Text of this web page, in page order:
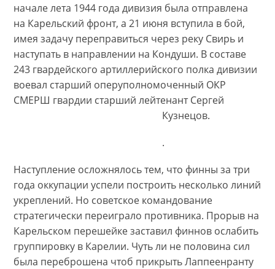
начале лета 1944 года дивизия была отправлена
на Карельский фронт, а 21 июня вступила в бой,
имея задачу переправиться через реку Свирь и
наступать в направлении на Кондуши. В составе
243 гвардейского артиллерийского полка дивизии
воевал старший оперуполномоченный ОКР
СМЕРШ гвардии старший лейтенант Сергей
Кузнецов.
.
Наступление осложнялось тем, что финны за три
года оккупации успели построить несколько линий
укреплений. Но советское командование
стратегически переиграло противника. Прорыв на
Карельском перешейке заставил финнов ослабить
группировку в Карелии. Чуть ли не половина сил
была переброшена чтоб прикрыть Лаппеенранту